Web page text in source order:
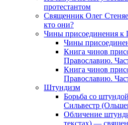
протестантом
Священник Олег
кто они?
Чины присоединения к
Чины
Книга чинов
Православию.
Книга чинов
Православию.
Штундизм
Борьба со
Сильвестр
Обличение